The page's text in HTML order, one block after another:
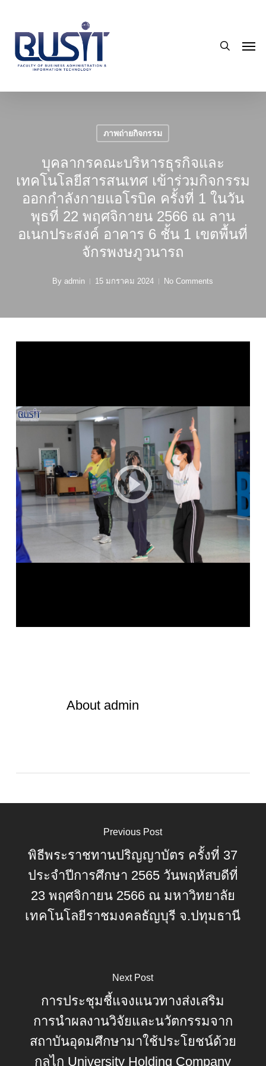
main
content
ภาพถ่ายกิจกรรม
บุคลากรคณะบริหารธุรกิจและ
เทคโนโลยีสารสนเทศ เข้าร่วมกิจกรรม
ออกกำลังกายแอโรบิค ครั้งที่ 1 ในวัน
พุธที่ 22 พฤศจิกายน 2566 ณ ลาน
อเนกประสงค์ อาคาร 6 ชั้น 1 เขตพื้นที่
จักรพงษภูวนารถ
By admin 15 มกราคม 2024 No Comments
Aboutadmin
Previous Post
พิธีพระราชทานปริญญาบัตร ครั้งที่ 37
ประจำปีการศึกษา 2565 วันพฤหัสบดีที่
23 พฤศจิกายน 2566 ณ มหาวิทยาลัย
เทคโนโลยีราชมงคลธัญบุรี จ.ปทุมธานี
Next Post
การประชุมชี้แจงแนวทางส่งเสริม
การนำผลงานวิจัยและนวัตกรรมจาก
สถาบันอุดมศึกษามาใช้ประโยชน์ด้วย
กลไก University Holding Company